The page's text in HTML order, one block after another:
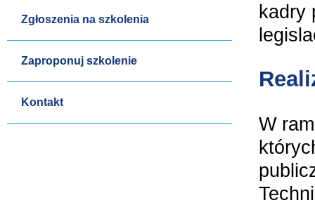
Zgłoszenia na szkolenia
Zaproponuj szkolenie
Kontakt
kadry
W